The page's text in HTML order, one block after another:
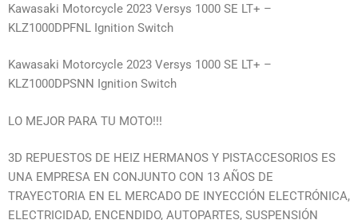
Kawasaki Motorcycle 2023 Versys 1000 SE LT+ –
KLZ1000DPFNL Ignition Switch
Kawasaki Motorcycle 2023 Versys 1000 SE LT+ –
KLZ1000DPSNN Ignition Switch
LO MEJOR PARA TU MOTO!!!
3D REPUESTOS DE HEIZ HERMANOS Y PISTACCESORIOS ES
UNA EMPRESA EN CONJUNTO CON 13 AÑOS DE
TRAYECTORIA EN EL MERCADO DE INYECCIÓN ELECTRÓNICA,
ELECTRICIDAD, ENCENDIDO, AUTOPARTES, SUSPENSIÓN